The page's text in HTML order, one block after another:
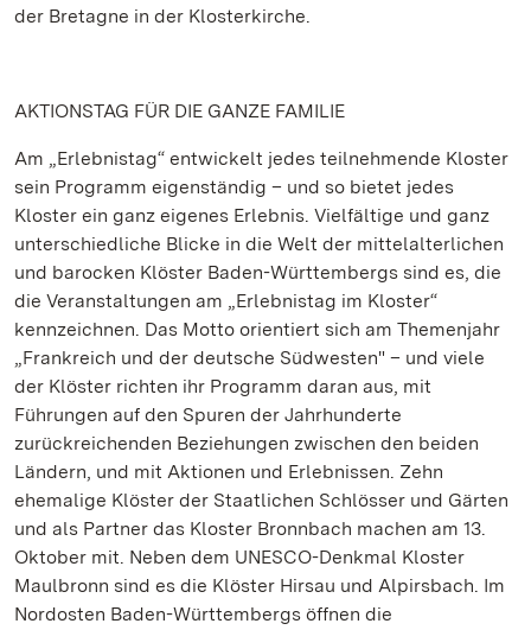
der Bretagne in der Klosterkirche.
AKTIONSTAG FÜR DIE GANZE FAMILIE
Am „Erlebnistag“ entwickelt jedes teilnehmende Kloster
sein Programm eigenständig – und so bietet jedes
Kloster ein ganz eigenes Erlebnis. Vielfältige und ganz
unterschiedliche Blicke in die Welt der mittelalterlichen
und barocken Klöster Baden-Württembergs sind es, die
die Veranstaltungen am „Erlebnistag im Kloster“
kennzeichnen. Das Motto orientiert sich am Themenjahr
„Frankreich und der deutsche Südwesten" – und viele
der Klöster richten ihr Programm daran aus, mit
Führungen auf den Spuren der Jahrhunderte
zurückreichenden Beziehungen zwischen den beiden
Ländern, und mit Aktionen und Erlebnissen. Zehn
ehemalige Klöster der Staatlichen Schlösser und Gärten
und als Partner das Kloster Bronnbach machen am 13.
Oktober mit. Neben dem UNESCO-Denkmal Kloster
Maulbronn sind es die Klöster Hirsau und Alpirsbach. Im
Nordosten Baden-Württembergs öffnen die